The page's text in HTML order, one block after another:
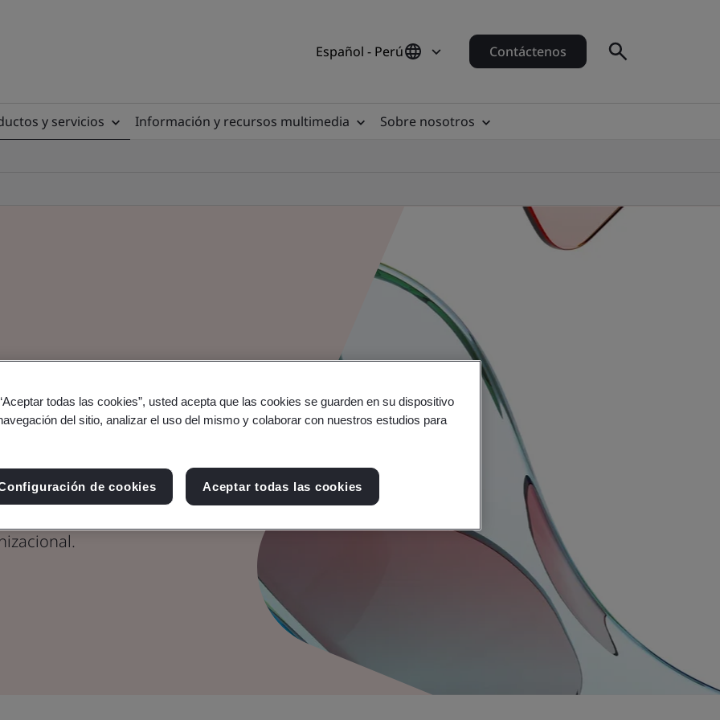
Español - Perú Contáctenos
y servicios Información y recursos multimedia
Sobre nosotros
biblioteca de
encontrar la
todas las cookies”, usted acepta que las cookies se guarden en su dispositivo
del sitio, analizar el uso del mismo y colaborar con nuestros estudios para
de cookies Aceptar todas las cookies